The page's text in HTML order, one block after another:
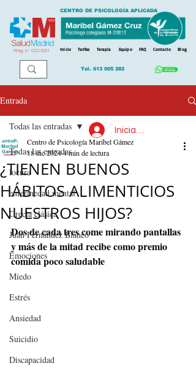
Reg. nº CS11031
CENTRO DE PSICOLOGÍA APLICADA
Inicio Tarifas Terapia Equipo FAQ Contacto Blog
Tel. 613 005 282
Entrada
Todas las entradas
locura
enfermedad mental
Grecia clásica
Juan Fernández Blanco
Emociones
Miedo
Estrés
Ansiedad
Suicidio
Discapacidad
Todas las entradas
¿TIENEN BUENOS
HÁBITOS ALIMENTICIOS
NUESTROS HIJOS?
Centro de Psicología Maribel Gámez
18 dic 20244 min de lectura
Dos de cada tres come mirando pantallas
y más de la mitad recibe como premio
comida poco saludable
Iniciar sesión